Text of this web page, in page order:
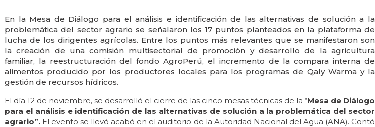
En la Mesa de Diálogo para el análisis e identificación de las alternativas de solución a la
problemática del sector agrario se señalaron los 17 puntos planteados en la plataforma de
lucha de los dirigentes agrícolas. Entre los puntos más relevantes que se manifestaron son
la creación de una comisión multisectorial de promoción y desarrollo de la agricultura
familiar, la reestructuración del fondo AgroPerú, el incremento de la compara interna de
alimentos producido por los productores locales para los programas de Qaly Warma y la
gestión de recursos hídricos.
El día 12 de noviembre, se desarrolló el cierre de las cinco mesas técnicas de la “Mesa de Diálogo
para el análisis e identificación de las alternativas de solución a la problemática del sector
agrario”. El evento se llevó acabó en el auditorio de la Autoridad Nacional del Agua (ANA). Contó